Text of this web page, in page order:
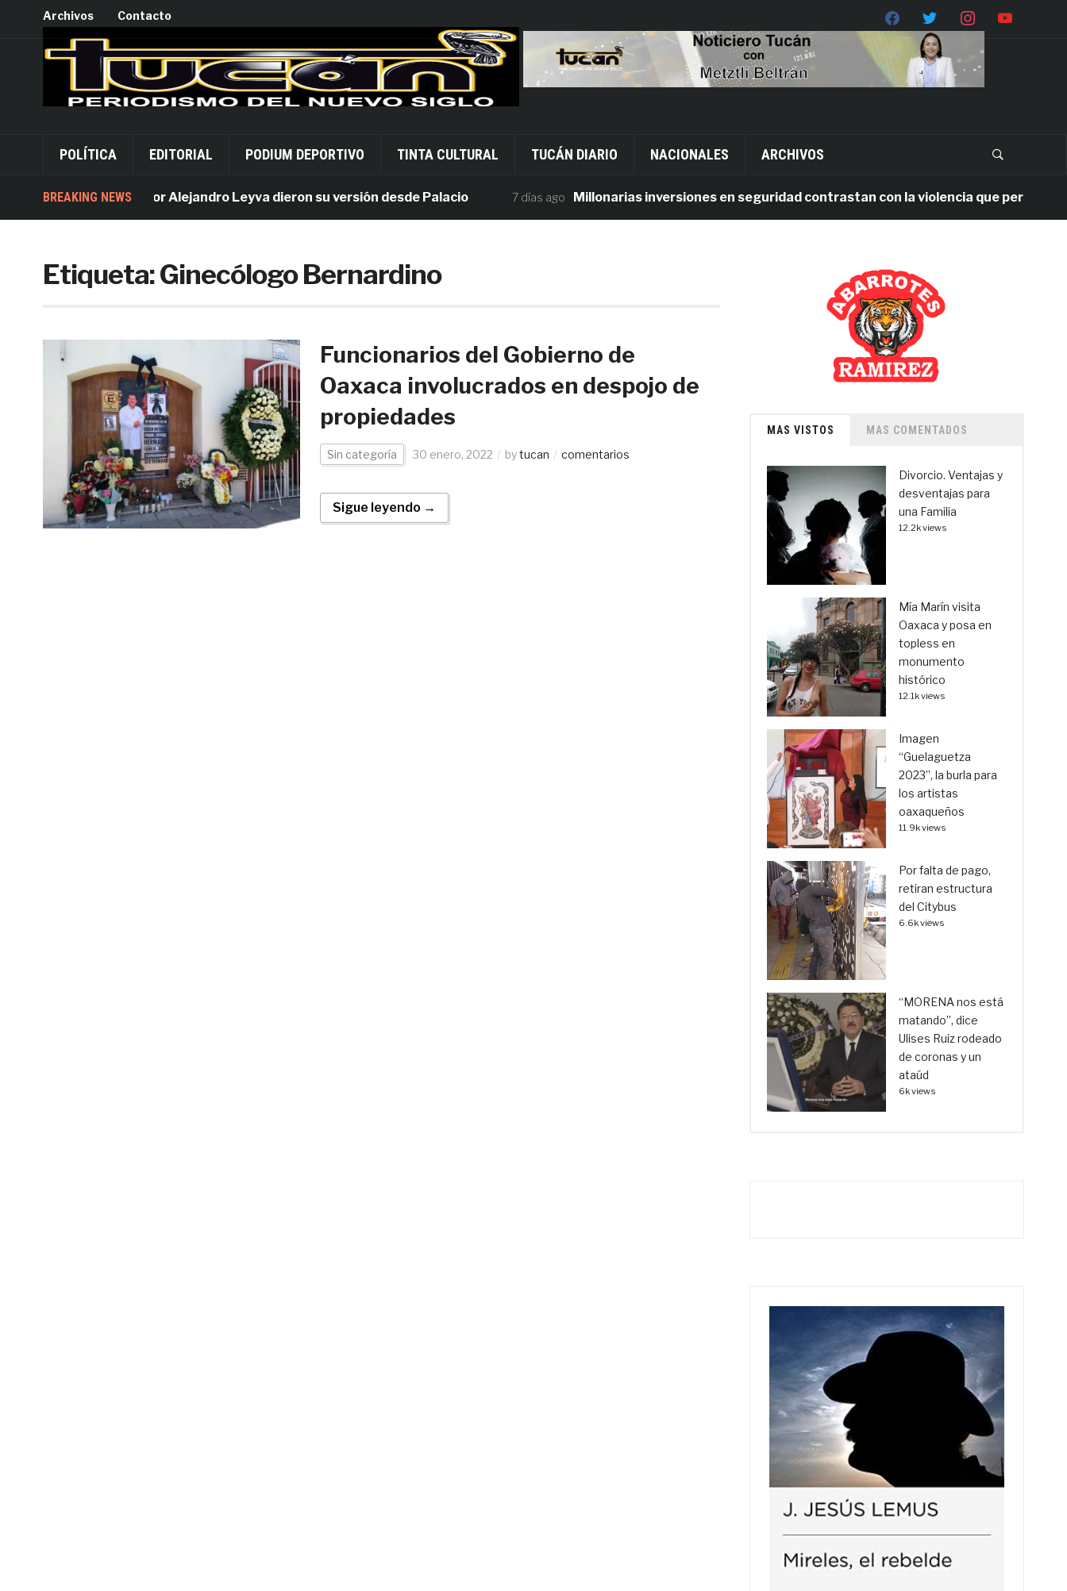
Archivos Contacto
POLÍTICA EDITORIAL PODIUM DEPORTIVO TINTA CULTURAL TUCÁN DIARIO NACIONALES ARCHIVOS
BREAKING NEWS
Acusados por Alejandro Leyva dieron su versión desde Palacio 7 días ago Millonarias inversiones en seguridad contrastan con la violencia que persiste en
Etiqueta:Ginecólogo Bernardino
Funcionarios del Gobierno de
Oaxaca involucrados en despojo de
propiedades
Sin categoría 30 enero, 2022 bytucan comentarios
Sigue leyendo →
MAS VISTOS MAS COMENTADOS
Divorcio. Ventajas y
desventajas para
una Familia
12.2k views
Mía Marín visita
Oaxaca y posa en
topless en
monumento
histórico
12.1k views
Imagen
“Guelaguetza
2023”, la burla para
los artistas
oaxaqueños
11.9k views
Por falta de pago,
retiran estructura
del Citybus
6.6k views
“MORENA nos está
matando”, dice
Ulises Ruiz rodeado
de coronas y un
ataúd
6k views